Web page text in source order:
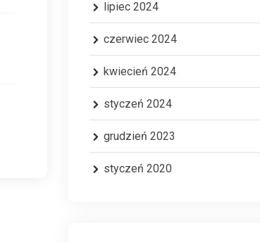
lipiec 2024
czerwiec 2024
kwiecień 2024
styczeń 2024
grudzień 2023
styczeń 2020